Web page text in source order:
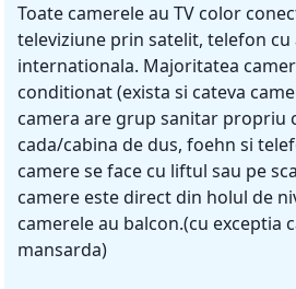
Toate camerele au TV color
televiziune prin satelit, telefon cu
internationala. Majoritatea
conditionat (exista si cateva
camera are grup sanitar propriu
cada/cabina de dus, foehn si
camere se face cu liftul sau pe
camere este direct din holul de
camerele au balcon.(cu exceptia
mansarda)